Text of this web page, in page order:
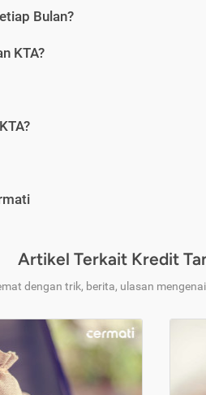
Bulan?
KTA?
Artikel Terkait Kredit
dengan trik, berita, ulasan